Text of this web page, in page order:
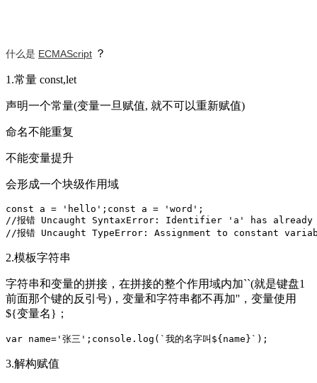
什么是 ECMAScript ？
1.常量 const,let
声明一个常量(变量一旦赋值, 就不可以重新赋值)
命名不能重复
不能变量提升
会形成一个块级作用域
const a = 'hello';const a = 'word';
//报错 Uncaught SyntaxError: Identifier 'a' has
//报错 Uncaught TypeError: Assignment to constant
2.模板字符串
字符串和变量的拼接，在拼接的整个作用域内加``(就是键盘1
前面那个键的反引号)，变量和字符串都不再加''，变量使用
${变量名}；
var name='张三';console.log(`我的名字叫${name}`);
3.解构赋值